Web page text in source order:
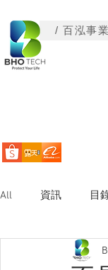
/ 百泓事
All 資訊 目